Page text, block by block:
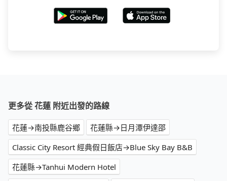
更多從 花蓮 附近出發的路線
花蓮→南投縣鹿谷鄉
花蓮縣→日月潭伊達邵
Classic City Resort 經典假日飯店→Blue Sky Bay B&B
花蓮縣→Tanhui Modern Hotel